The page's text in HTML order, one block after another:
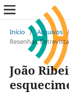
Início / Arquivos /
Resenhas,
João